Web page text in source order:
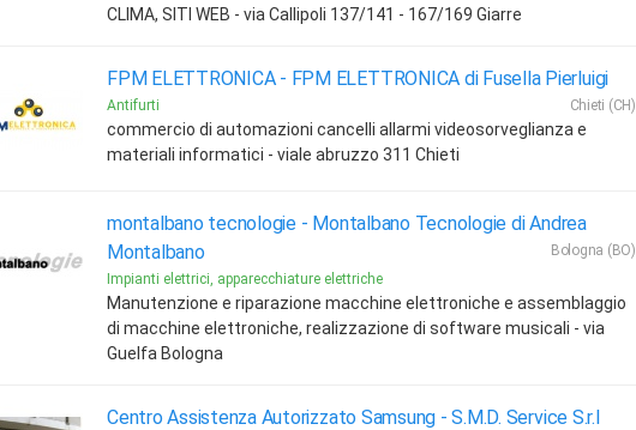
CLIMA, SITI WEB - via Callipoli 137/141 - 167/169 Giarre
FPM ELETTRONICA - FPM ELETTRONICA di Fusella Pierluigi
Chieti (CH)
Antifurti
commercio di automazioni cancelli allarmi videosorveglianza e
materiali informatici - viale abruzzo 311 Chieti
montalbano tecnologie - Montalbano Tecnologie di Andrea
Montalbano
Bologna (BO)
Impianti elettrici, apparecchiature elettriche
Manutenzione e riparazione macchine elettroniche e assemblaggio
di macchine elettroniche, realizzazione di software musicali - via
Guelfa Bologna
Centro Assistenza Autorizzato Samsung -S.M.D. Service S.r.l